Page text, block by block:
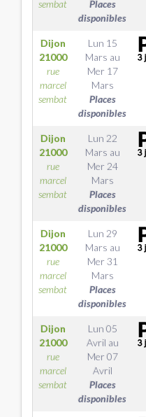
sembat
Places
disponibles
Dijon
21000
rue
marcel
sembat
Lun 15
Mars au
Mer 17
Mars
Places
disponibles
Dijon
21000
rue
marcel
sembat
Lun 22
Mars au
Mer 24
Mars
Places
disponibles
Dijon
21000
rue
marcel
sembat
Lun 29
Mars au
Mer 31
Mars
Places
disponibles
Dijon
21000
rue
marcel
sembat
Lun 05
Avril au
Mer 07
Avril
Places
disponibles